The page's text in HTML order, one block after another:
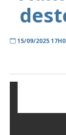
15/09/2025